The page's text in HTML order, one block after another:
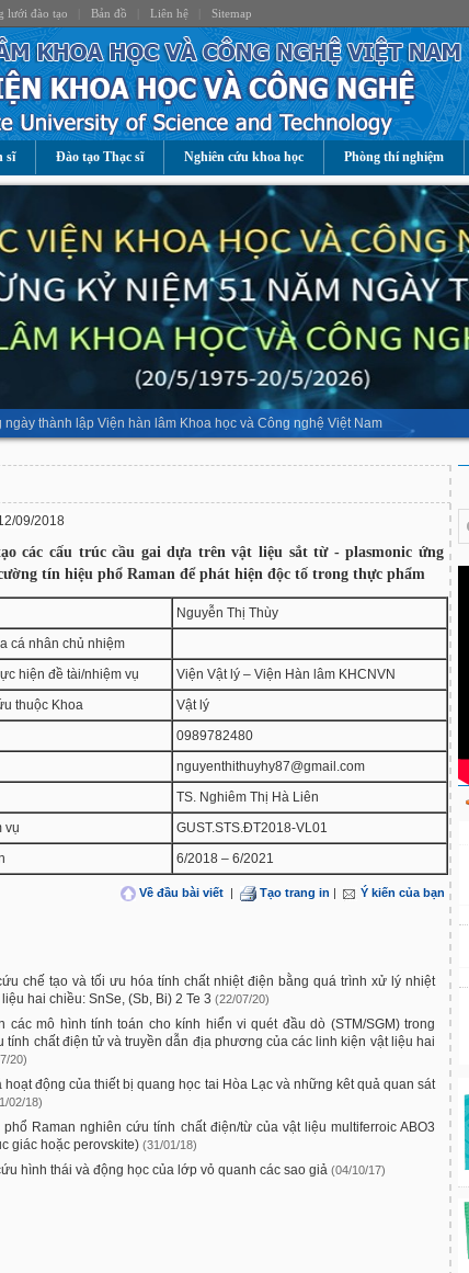
lưới đào tạo Bản đồ Liên hệ| Sitemap
sĩ Đào tạo Thạc sĩ Nghiên cứu khoa học Phòng thí nghiệm
ngày thành lập Viện hàn lâm Khoa học và Công nghệ Việt Nam
09/2018
các cấu trúc cầu gai dựa trên vật liệu sắt từ - plasmonic ứng
tín hiệu phổ Raman để phát hiện độc tố trong thực phẩm
Nguyễn Thị Thùy
cá nhân chủ nhiệm
hiện đề tài/nhiệm vụ
Viện Vật lý – Viện Hàn lâm KHCNVN
thuộc Khoa
Vật lý
0989782480
nguyenthithuyhy87@gmail.com
TS. Nghiêm Thị Hà Liên
vụ
GUST.STS.ĐT2018-VL01
6/2018 – 6/2021
Về đầu bài viết | Tạo trang in | Ý kiến của bạn
chế tạo và tối ưu hóa tính chất nhiệt điện bằng quá trình xử lý nhiệt
hai chiều: SnSe, (Sb, Bi) 2 Te 3 (22/07/20)
các mô hình tính toán cho kính hiển vi quét đầu dò (STM/SGM) trong
tính chất điện tử và truyền dẫn địa phương của các linh kiện vật liệu hai
20)
động của thiết bị quang học tai Hòa Lạc và những kêt quả quan sát
02/18)
Raman nghiên cứu tính chất điện/từ của vật liệu multiferroic ABO3
giác hoặc perovskite) (31/01/18)
hình thái và động học của lớp vỏ quanh các sao giả (04/10/17)